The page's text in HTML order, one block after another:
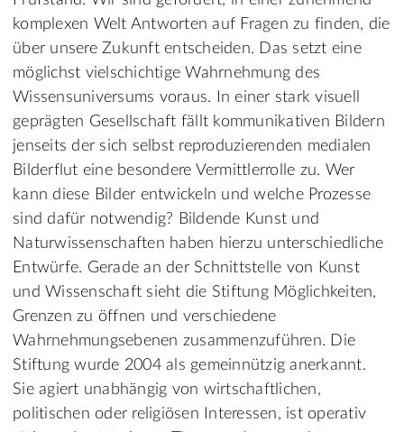
komplexen Welt Antworten auf Fragen zu finden, die
über unsere Zukunft entscheiden. Das setzt eine
möglichst vielschichtige Wahrnehmung des
Wissensuniversums voraus. In einer stark visuell
geprägten Gesellschaft fällt kommunikativen Bildern
jenseits der sich selbst reproduzierenden medialen
Bilderflut eine besondere Vermittlerrolle zu. Wer
kann diese Bilder entwickeln und welche Prozesse
sind dafür notwendig? Bildende Kunst und
Naturwissenschaften haben hierzu unterschiedliche
Entwürfe. Gerade an der Schnittstelle von Kunst
und Wissenschaft sieht die Stiftung Möglichkeiten,
Grenzen zu öffnen und verschiedene
Wahrnehmungsebenen zusammenzuführen. Die
Stiftung wurde 2004 als gemeinnützig anerkannt.
Sie agiert unabhängig von wirtschaftlichen,
politischen oder religiösen Interessen, ist operativ